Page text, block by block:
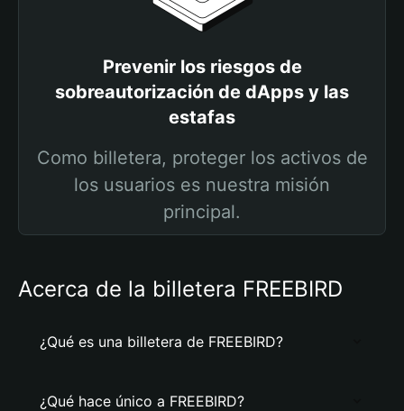
Prevenir los riesgos de
sobreautorización de dApps y las
estafas
Como billetera, proteger los activos de
los usuarios es nuestra misión
principal.
Acerca de la billetera FREEBIRD
¿Qué es una billetera de FREEBIRD?
¿Qué hace único a FREEBIRD?